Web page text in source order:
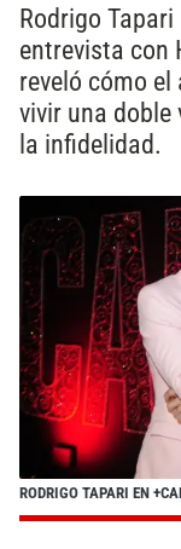
Rodrigo
entrevista con
reveló cómo
vivir una
la infidelidad.
RODRIGO TAPARI EN